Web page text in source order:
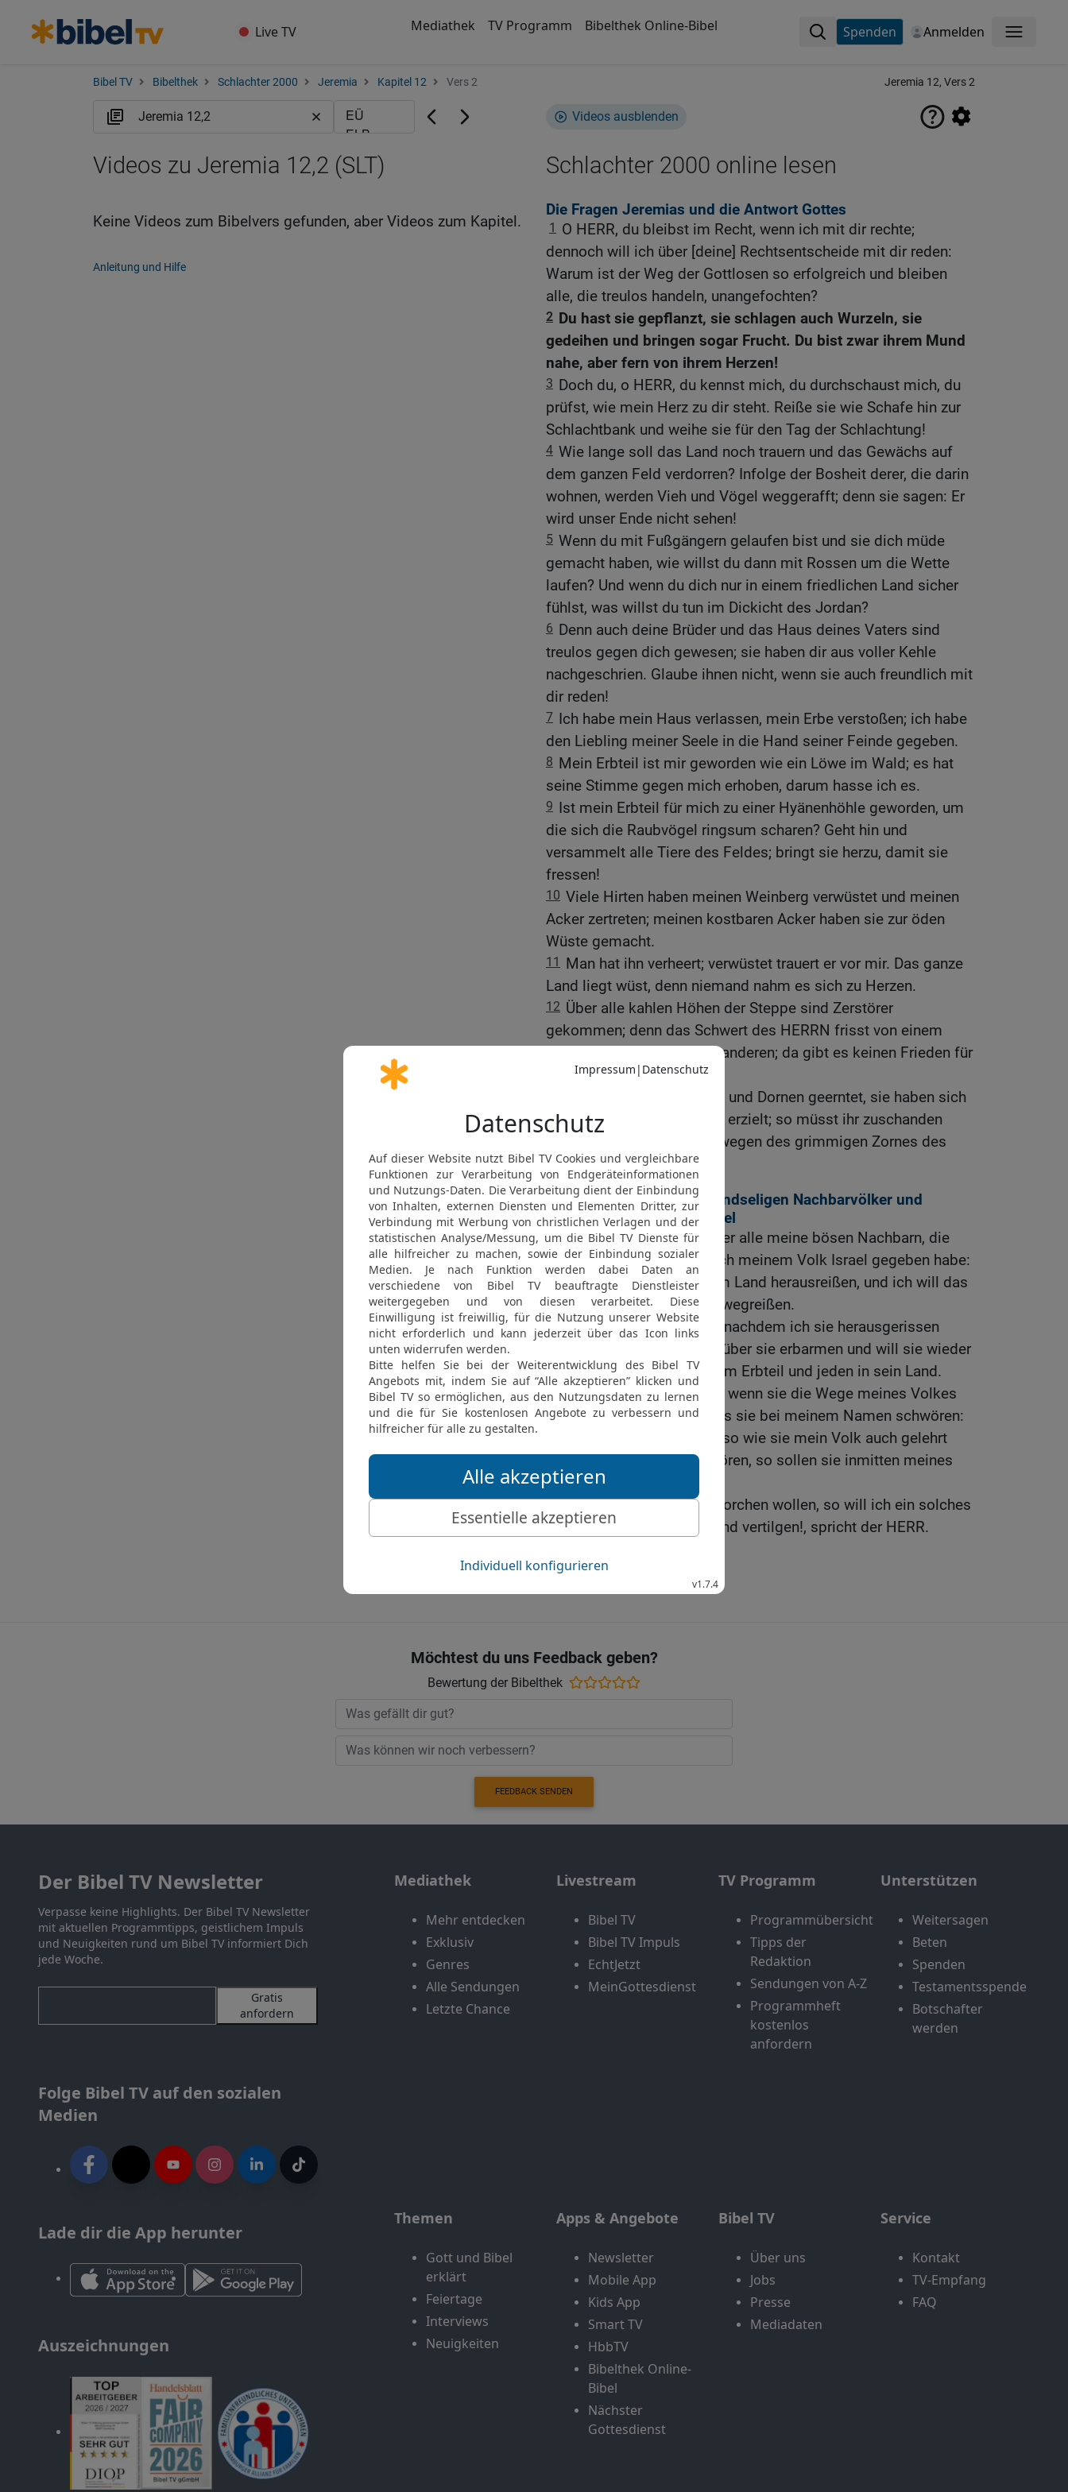
Live TV Mediathek TV Programm Bibelthek Online-Bibel Spenden Anmelden Menü
Bibel TV Bibelthek Schlachter 2000 Jeremia Kapitel 12 Vers 2 Jeremia 12, Vers 2
Videos ausblenden
Schlachter 2000 online lesen
Die Fragen Jeremias und die Antwort Gottes
1
O HERR, du bleibst im Recht, wenn ich mit dir rechte;
dennoch will ich über [deine] Rechtsentscheide mit dir reden:
Warum ist der Weg der Gottlosen so erfolgreich und bleiben
alle, die treulos handeln, unangefochten?
2 Du hast sie gepflanzt, sie schlagen auch Wurzeln, sie
gedeihen und bringen sogar Frucht. Du bist zwar ihrem Mund
nahe, aber fern von ihrem Herzen!
3 Doch du, o HERR, du kennst mich, du durchschaust mich, du
prüfst, wie mein Herz zu dir steht. Reiße sie wie Schafe hin zur
Schlachtbank und weihe sie für den Tag der Schlachtung!
4 Wie lange soll das Land noch trauern und das Gewächs auf
dem ganzen Feld verdorren? Infolge der Bosheit derer, die darin
wohnen, werden Vieh und Vögel weggerafft; denn sie sagen: Er
wird unser Ende nicht sehen!
5 Wenn du mit Fußgängern gelaufen bist und sie dich müde
gemacht haben, wie willst du dann mit Rossen um die Wette
laufen? Und wenn du dich nur in einem friedlichen Land sicher
fühlst, was willst du tun im Dickicht des Jordan?
6 Denn auch deine Brüder und das Haus deines Vaters sind
treulos gegen dich gewesen; sie haben dir aus voller Kehle
nachgeschrien. Glaube ihnen nicht, wenn sie auch freundlich mit
dir reden!
7 Ich habe mein Haus verlassen, mein Erbe verstoßen; ich habe
den Liebling meiner Seele in die Hand seiner Feinde gegeben.
8 Mein Erbteil ist mir geworden wie ein Löwe im Wald; es hat
seine Stimme gegen mich erhoben, darum hasse ich es.
9 Ist mein Erbteil für mich zu einer Hyänenhöhle geworden, um
die sich die Raubvögel ringsum scharen? Geht hin und
versammelt alle Tiere des Feldes; bringt sie herzu, damit sie
fressen!
10 Viele Hirten haben meinen Weinberg verwüstet und meinen
Acker zertreten; meinen kostbaren Acker haben sie zur öden
Wüste gemacht.
11
Man hat ihn verheert; verwüstet trauert er vor mir. Das ganze
Land liegt wüst, denn niemand nahm es sich zu Herzen.
12 Über alle kahlen Höhen der Steppe sind Zerstörer
gekommen; denn das Schwert des HERRN frisst von einem
Ende des Landes bis zum anderen; da gibt es keinen Frieden für
alles Fleisch.
Sie haben Weizen gesät und Dornen geerntet, sie haben sich
abgemüht und doch nichts erzielt; so müsst ihr zuschanden
werden an euren Erträgen wegen des grimmigen Zornes des
HERRN!
Weissagung gegen die feindseligen Nachbarvölker und
Heilsankündigung für Israel
14 So spricht der HERR über alle meine bösen Nachbarn, die
das Erbteil antasten, das ich meinem Volk Israel gegeben habe:
Siehe, ich will sie aus ihrem Land herausreißen, und ich will das
Haus Juda aus ihrer Mitte wegreißen.
15 Und es soll geschehen, nachdem ich sie herausgerissen
habe, will ich mich wieder über sie erbarmen und will sie wieder
heimführen, jeden zu seinem Erbteil und jeden in sein Land.
16 Und es wird geschehen, wenn sie die Wege meines Volkes
eifrig gelernt haben, sodass sie bei meinem Namen schwören:
»So wahr der HERR lebt!«, so wie sie mein Volk auch gelehrt
haben, beim Baal zu schwören, so sollen sie inmitten meines
Volkes aufgebaut werden;
17 wenn sie aber nicht gehorchen wollen, so will ich ein solches
Volk endgültig ausrotten und vertilgen!, spricht der HERR.
Videos zu Jeremia 12,2 (SLT)
Keine Videos zum Bibelvers gefunden, aber Videos zum Kapitel.
Anleitung und Hilfe
Möchtest du uns Feedback geben?
Bewertung der Bibelthek
FEEDBACK SENDEN
Der Bibel TV Newsletter
Verpasse keine Highlights. Der Bibel TV Newsletter
mit aktuellen Programmtipps, geistlichem Impuls
und Neuigkeiten rund um Bibel TV informiert Dich
jede Woche.
Gratis
anfordern
Folge Bibel TV auf den sozialen
Medien
Lade dir die App herunter
Auszeichnungen
Mediathek
Mehr entdecken
Exklusiv
Genres
Alle Sendungen
Letzte Chance
Livestream
Bibel TV
Bibel TV Impuls
EchtJetzt
MeinGottesdienst
TV Programm
Programmübersicht
Tipps der
Redaktion
Sendungen von A-Z
Programmheft
kostenlos
anfordern
Unterstützen
Weitersagen
Beten
Spenden
Testamentsspende
Botschafter
werden
Themen
Gott und Bibel
erklärt
Feiertage
Interviews
Neuigkeiten
Apps & Angebote
Newsletter
Mobile App
Kids App
Smart TV
HbbTV
Bibelthek Online-
Bibel
Nächster
Gottesdienst
Bibel TV
Über uns
Jobs
Presse
Mediadaten
Service
Kontakt
TV-Empfang
FAQ